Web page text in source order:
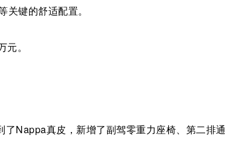
键的舒适配置。
。
Nappa真皮，新增了副驾零重力座椅、第二排通